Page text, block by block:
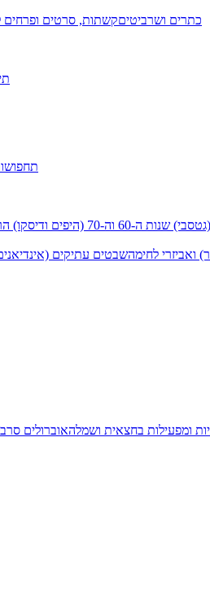
כתרים ושרביטיםקשתות, סרטים
שנות ה-60 וה-70 (היפים ודיסקו)
ואביזרי לחימהשבטים עתיקים
ומפעילות בחצאית ושמלהאוברולים